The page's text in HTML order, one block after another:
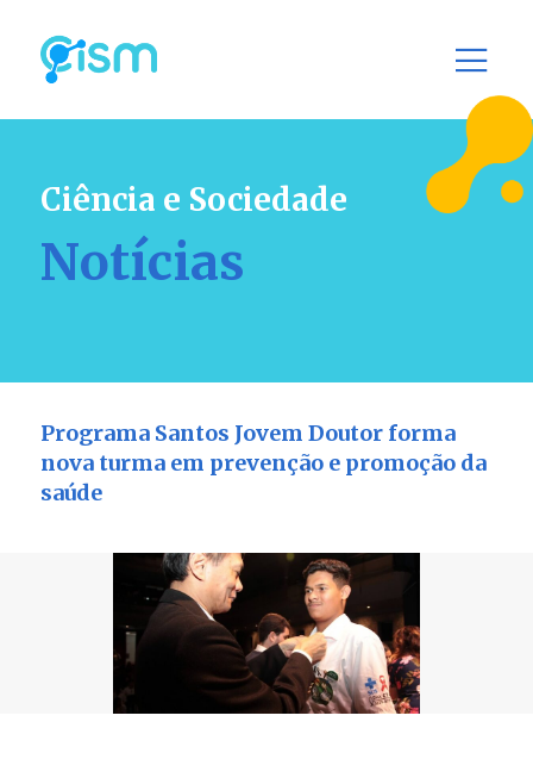
Ciência e Sociedade
Notícias
Programa Santos Jovem Doutor forma
nova turma em prevenção e promoção da
saúde